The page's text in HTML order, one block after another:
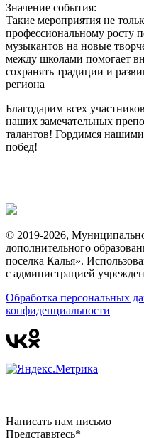
Значение события:
Такие мероприятия не
профессиональному росту
музыкантов на новые
между школами помогает
сохранять традиции и
региона
Благодарим всех
наших замечательных
талантов! Гордимся
побед!
© 2019-2026,
дополнительного
поселка Калья».
с администрацией
Обработка персональных
конфиденциальности
Написать нам письмо
Представьтесь*